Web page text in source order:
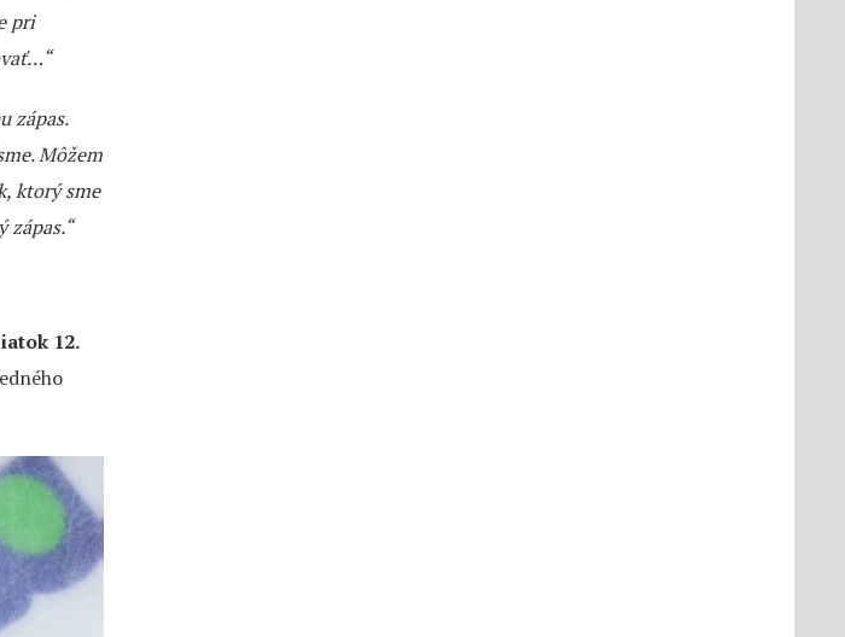
pri
zápas.
Môžem
ktorý sme
zápas.“
12.